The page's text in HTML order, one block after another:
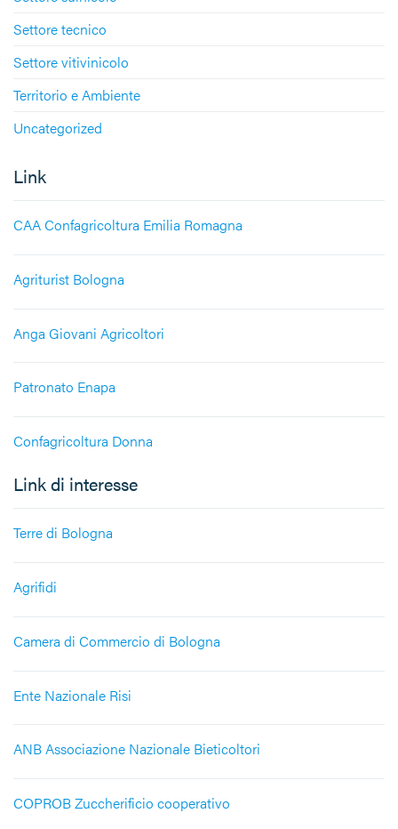
Settore tecnico
Settore vitivinicolo
Territorio e Ambiente
Uncategorized
Link
CAA Confagricoltura Emilia Romagna
Agriturist Bologna
Anga Giovani Agricoltori
Patronato Enapa
Confagricoltura Donna
Link di interesse
Terre di Bologna
Agrifidi
Camera di Commercio di Bologna
Ente Nazionale Risi
ANB Associazione Nazionale Bieticoltori
COPROB Zuccherificio cooperativo